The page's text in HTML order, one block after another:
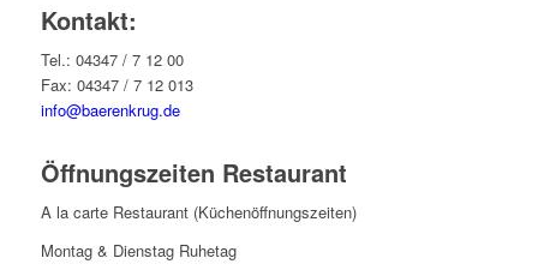
Kontakt:
Tel.: 04347 / 7 12 00
Fax: 04347 / 7 12 013
info@baerenkrug.de
Öffnungszeiten Restaurant
A la carte Restaurant (Küchenöffnungszeiten)
Montag & Dienstag Ruhetag